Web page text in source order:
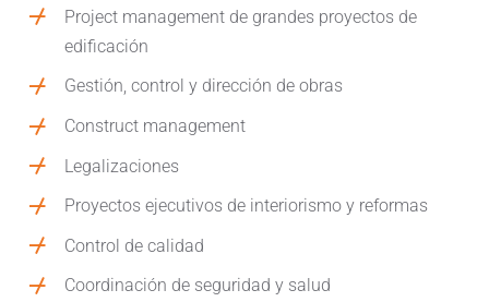
Project management de grandes proyectos de
edificación
Gestión, control y dirección de obras
Construct management
Legalizaciones
Proyectos ejecutivos de interiorismo y reformas
Control de calidad
Coordinación de seguridad y salud